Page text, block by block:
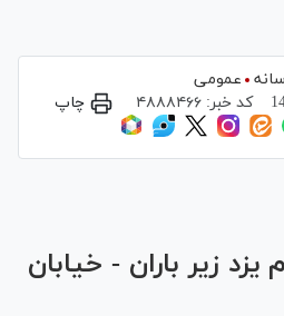
عمومی
کد خبر:۴۸۸۸۴۶۶ چاپ
Video
زیر باران - خیابان